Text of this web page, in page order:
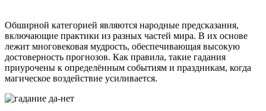
Обширной категорией являются народные предсказания,
включающие практики из разных частей мира. В их основе
лежит многовековая мудрость, обеспечивающая высокую
достоверность прогнозов. Как правила, такие гадания
приурочены к определённым событиям и праздникам, когда
магическое воздействие усиливается.